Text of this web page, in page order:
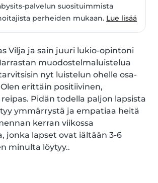
palvelun suosituimmista
perheiden mukaan. Lue lisää
Vilja ja sain juuri lukio-opintoni
muodostelmaluistelua
nyt luistelun ohelle osa-
erittäin positiivinen,
Pidän todella paljon lapsista
ymmärrystä ja empatiaa heitä
kerran viikossa
jonka lapset ovat iältään 3-6
minulta löytyy..